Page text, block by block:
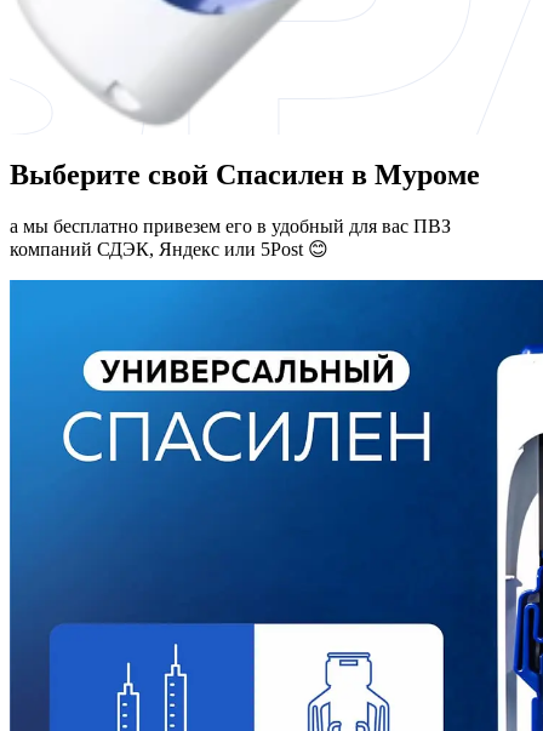
Выберите свой Спасилен в Муроме
а мы бесплатно привезем его в удобный для вас ПВЗ
компаний СДЭК, Яндекс или 5Post 😊